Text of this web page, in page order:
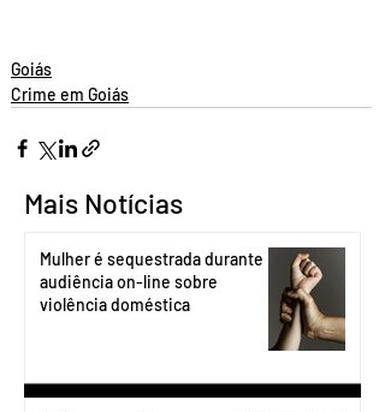
Goiás
Crime em Goiás
Mais Notícias
Mulher é sequestrada durante
audiência on-line sobre
violência doméstica